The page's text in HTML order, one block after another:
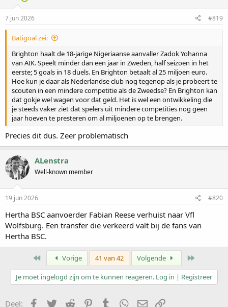
7 jun 2026 #819
Batigoal zei:
Brighton haalt de 18-jarige Nigeriaanse aanvaller Zadok Yohanna
van AIK. Speelt minder dan een jaar in Zweden, half seizoen in het
eerste; 5 goals in 18 duels. En Brighton betaalt al 25 miljoen euro.
Hoe kun je daar als Nederlandse club nog tegenop als je probeert te
scouten in een mindere competitie als de Zweedse? En Brighton kan
dat gokje wel wagen voor dat geld. Het is wel een ontwikkeling die
je steeds vaker ziet dat spelers uit mindere competities nog geen
jaar hoeven te presteren om al miljoenen op te brengen.
Precies dit dus. Zeer problematisch
ALenstra
Well-known member
19 jun 2026 #820
Hertha BSC aanvoerder Fabian Reese verhuist naar Vfl
Wolfsburg. Een transfer die verkeerd valt bij de fans van
Hertha BSC.
Eerste Vorige 41 van 42 Volgende
Je moet ingelogd zijn om te kunnen reageren. Log in | Registreer
Deel: Facebook
Twitter Reddit PinterestTumblr WhatsApp
E-mail